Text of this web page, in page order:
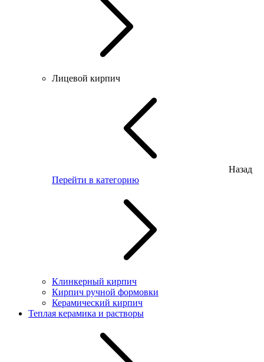
Лицевой кирпич
Назад
Перейти в категорию
Клинкерный кирпич
Кирпич ручной формовки
Керамический кирпич
Теплая керамика и растворы